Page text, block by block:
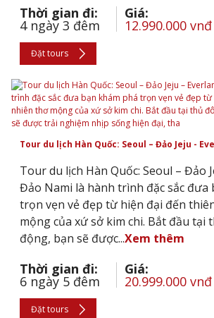
Thời gian đi:
4 ngày 3 đêm
Giá:
12.990.000 vnđ
Đặt tours
Tour du lịch Hàn Quốc: Seoul – Đảo Jeju -
Tour du lịch Hàn Quốc: Seoul – Đảo
Đảo Nami là hành trình đặc sắc đưa
trọn vẹn vẻ đẹp từ hiện đại đến
mộng của xứ sở kim chi. Bắt đầu tại
động, bạn sẽ được...Xem thêm
Thời gian đi:
6 ngày 5 đêm
Giá:
20.999.000 vnđ
Đặt tours